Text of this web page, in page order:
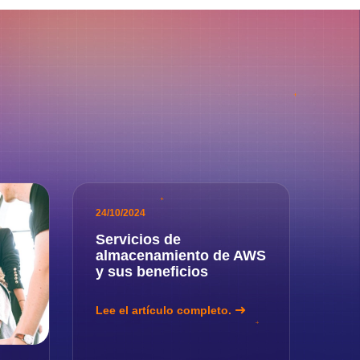
24/10/2024
Servicios de
almacenamiento de AWS
y sus beneficios
Lee el artículo completo.